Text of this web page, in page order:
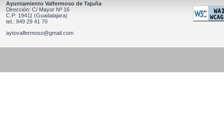
Ayuntamiento Valfermoso de Tajuña
Dirección: C/ Mayor Nº 16
C.P: 19411 (Guadalajara)
tel.: 949 29 41 70
aytovalfermoso@gmail.com